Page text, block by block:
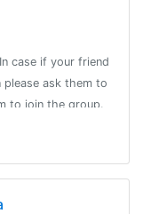
case if your friend
ask them to
to join the group.